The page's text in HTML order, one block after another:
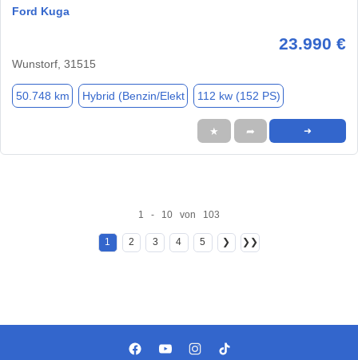
Ford Kuga
23.990 €
Wunstorf, 31515
50.748 km Hybrid (Benzin/Elekt 112 kw (152 PS)
★ ➦ ➜
1 - 10 von 103
1 2 3 4 5 ❯ ❯❯